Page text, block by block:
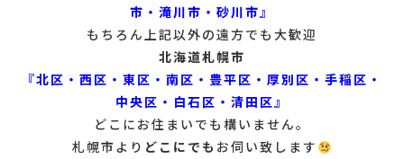
市・滝川市・砂川市』
もちろん上記以外の遠方でも大歓迎
北海道札幌市
『北区・西区・東区・南区・豊平区・厚別区・手稲区・
中央区・白石区・清田区』
どこにお住まいでも構いません。
札幌市より どこにでも お伺い致します